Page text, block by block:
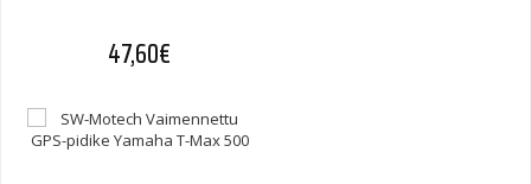
47,60€